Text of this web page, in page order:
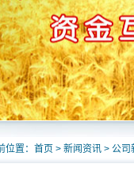
位置：首页 >新闻资讯 >公司